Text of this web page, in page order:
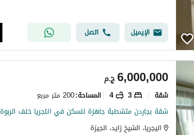
الإيميل اتصل
ج.م6,000,000
شقة 3
4 المساحة:200 متر مربع
شقة بجاردن متشطبة جاهزة للسكن في اللجريا خلف الربوة
اليجريا، الشيخ زايد، الجيزة